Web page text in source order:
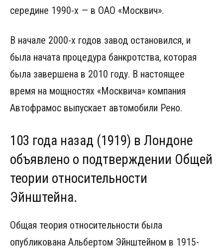
середине 1990-х — в ОАО «Москвич».
В начале 2000-х годов завод остановился, и
была начата процедура банкротства, которая
была завершена в 2010 году. В настоящее
время на мощностях «Москвича» компания
Автофрамос выпускает автомобили Рено.
103 года назад (1919) в Лондоне
объявлено о подтверждении Общей
теории относительности
Эйнштейна.
Общая теория относительности была
опубликована Альбертом Эйнштейном в 1915-